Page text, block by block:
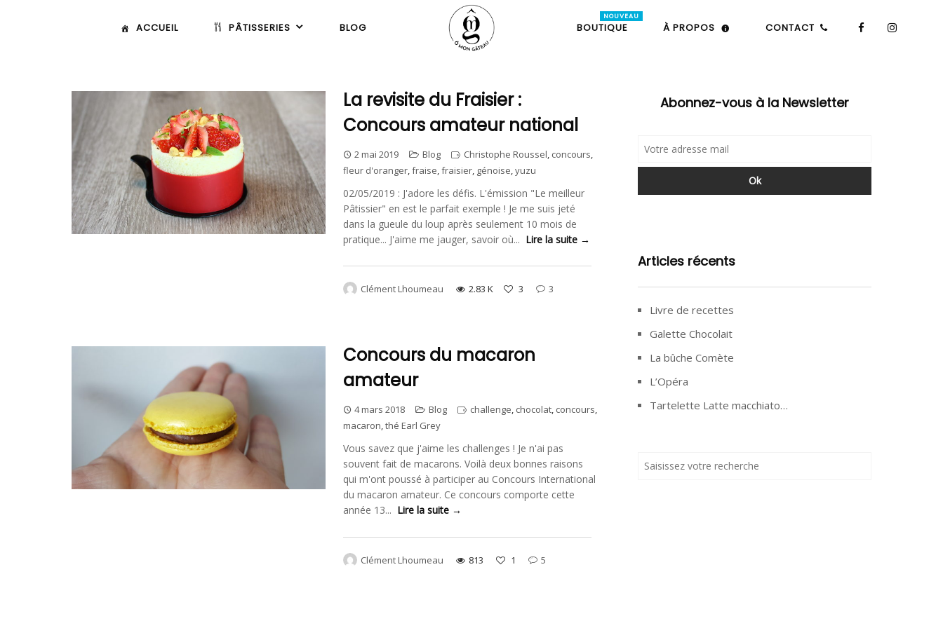
ACCUEIL PÂTISSERIES BLOG BOUTIQUE À PROPOS CONTACT
La revisite du Fraisier :
Concours amateur national
2 mai 2019 Blog Christophe Roussel, concours,
fleur d'oranger,fraise,fraisier, génoise,yuzu
02/05/2019 : J'adore les défis. L'émission "Le meilleur
Pâtissier" en est le parfait exemple ! Je me suis jeté
dans la gueule du loup après seulement 10 mois de
pratique... J'aime me jauger, savoir où... Lire la suite →
Clément Lhoumeau 2.83 K 3 3
Concours du macaron
amateur
4 mars 2018 Blog challenge, chocolat, concours,
macaron,thé Earl Grey
Vous savez que j'aime les challenges ! Je n'ai pas
souvent fait de macarons. Voilà deux bonnes raisons
qui m'ont poussé à participer au Concours International
du macaron amateur. Ce concours comporte cette
année 13... Lire la suite →
Clément Lhoumeau 813 1 5
Abonnez-vous à la Newsletter
Articles récents
Livre de recettes
Galette Chocolait
La bûche Comète
L’Opéra
Tartelette Latte macchiato…